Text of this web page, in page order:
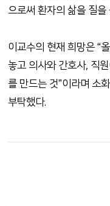
으로써 환자의 삶을 질을
이교수의 현재 희망은 “
놓고 의사와 간호사, 직
를 만드는 것”이라며 소
부탁했다.